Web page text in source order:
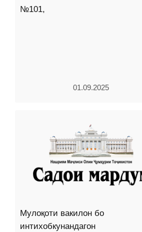
№101,
01.09.2025
Мулоқоти вакилон бо
интихобкунандагон